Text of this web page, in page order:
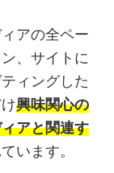
アの全ペー
、サイトに
ィングした
興味関心の
アと関連す
います。